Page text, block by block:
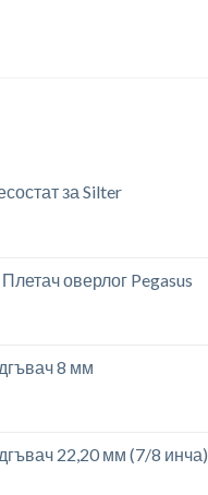
за Silter
оверлог Pegasus
8 мм
22,20 мм (7/8 инча)